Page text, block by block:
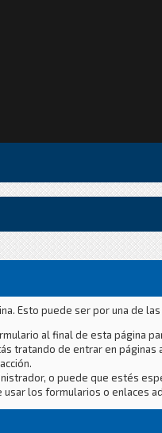
Esto puede ser por una de
al final de esta página
tratando de entrar en
o puede que estés
los formularios o enlaces